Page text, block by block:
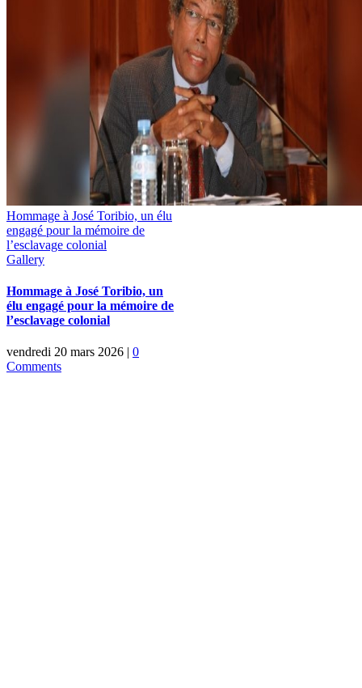
Hommage à José Toribio, un élu
engagé pour la mémoire de
l’esclavage colonial
Gallery
Hommage à José Toribio, un
élu engagé pour la mémoire de
l’esclavage colonial
vendredi 20 mars 2026 | 0
Comments